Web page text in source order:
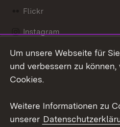
Flickr
Instagram
Social Wall
Um unsere Webseite für
und verbessern zu
Cookies.
Weitere Informationen zu
unserer